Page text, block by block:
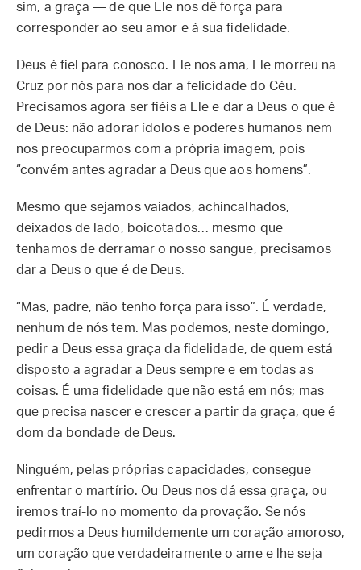
sim, a graça — de que Ele nos dê força para
corresponder ao seu amor e à sua fidelidade.
Deus é fiel para conosco. Ele nos ama, Ele morreu na
Cruz por nós para nos dar a felicidade do Céu.
Precisamos agora ser fiéis a Ele e dar a Deus o que é
de Deus: não adorar ídolos e poderes humanos nem
nos preocuparmos com a própria imagem, pois
“convém antes agradar a Deus que aos homens”.
Mesmo que sejamos vaiados, achincalhados,
deixados de lado, boicotados… mesmo que
tenhamos de derramar o nosso sangue, precisamos
dar a Deus o que é de Deus.
“Mas, padre, não tenho força para isso”. É verdade,
nenhum de nós tem. Mas podemos, neste domingo,
pedir a Deus essa graça da fidelidade, de quem está
disposto a agradar a Deus sempre e em todas as
coisas. É uma fidelidade que não está em nós; mas
que precisa nascer e crescer a partir da graça, que é
dom da bondade de Deus.
Ninguém, pelas próprias capacidades, consegue
enfrentar o martírio. Ou Deus nos dá essa graça, ou
iremos traí-lo no momento da provação. Se nós
pedirmos a Deus humildemente um coração amoroso,
um coração que verdadeiramente o ame e lhe seja